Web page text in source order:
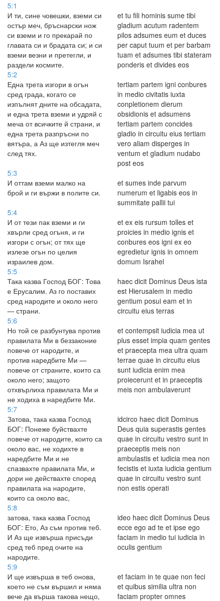
5:1
И ти, сине човешки, вземи си
остър меч, бръснарски нож
си вземи и го прекарай по
главата си и брадата си; и си
вземи везни и претегли, и
раздели космите.
et tu fili hominis sume tibi
gladium acutum radentem
pilos adsumes eum et duces
per caput tuum et per barbam
tuam et adsumes tibi stateram
ponderis et divides eos
5:2
Една трета изгори в огън
сред града, когато се
изпълнят дните на обсадата,
и една трета вземи и удряй с
меча от всичките й страни, и
една трета разпръсни по
вятъра, а Аз ще изтегля меч
след тях.
tertiam partem igni conbures
in medio civitatis iuxta
conpletionem dierum
obsidionis et adsumens
tertiam partem concides
gladio in circuitu eius tertiam
vero aliam disperges in
ventum et gladium nudabo
post eos
5:3
И оттам вземи малко на
брой и ги вържи в полите си.
et sumes inde parvum
numerum et ligabis eos in
summitate pallii tui
5:4
И от тези пак вземи и ги
хвърли сред огъня, и ги
изгори с огън; от тях ще
излезе огън по целия
израилев дом.
et ex eis rursum tolles et
proicies in medio ignis et
conbures eos igni ex eo
egredietur ignis in omnem
domum Israhel
5:5
Така казва Господ БОГ: Това
е Ерусалим. Аз го поставих
сред народите и около него
— страни.
haec dicit Dominus Deus ista
est Hierusalem in medio
gentium posui eam et in
circuitu eius terras
5:6
Но той се разбунтува против
правилата Ми в беззаконие
повече от народите, и
против наредбите Ми —
повече от страните, които са
около него; защото
отхвърлиха правилата Ми и
не ходиха в наредбите Ми.
et contempsit iudicia mea ut
plus esset impia quam gentes
et praecepta mea ultra quam
terrae quae in circuitu eius
sunt iudicia enim mea
proiecerunt et in praeceptis
meis non ambulaverunt
5:7
Затова, така казва Господ
БОГ: Понеже буйствахте
повече от народите, които са
около вас, не ходихте в
наредбите Ми и не
спазвахте правилата Ми, и
дори не действахте според
правилата на народите,
които са около вас,
idcirco haec dicit Dominus
Deus quia superastis gentes
quae in circuitu vestro sunt in
praeceptis meis non
ambulastis et iudicia mea non
fecistis et iuxta iudicia gentium
quae in circuitu vestro sunt
non estis operati
5:8
затова, така казва Господ
БОГ: Ето, Аз съм против теб.
И Аз ще извърша присъди
сред теб пред очите на
народите.
ideo haec dicit Dominus Deus
ecce ego ad te et ipse ego
faciam in medio tui iudicia in
oculis gentium
5:9
И ще извърша в теб онова,
което не съм вършил и няма
вече да върша такова нещо,
et faciam in te quae non feci
et quibus similia ultra non
faciam propter omnes